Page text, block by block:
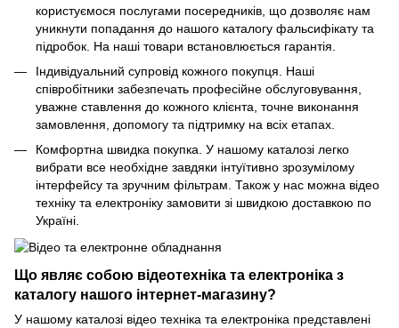
користуємося послугами посередників, що дозволяє нам
уникнути попадання до нашого каталогу фальсифікату та
підробок. На наші товари встановлюється гарантія.
Індивідуальний супровід кожного покупця. Наші
співробітники забезпечать професійне обслуговування,
уважне ставлення до кожного клієнта, точне виконання
замовлення, допомогу та підтримку на всіх етапах.
Комфортна швидка покупка. У нашому каталозі легко
вибрати все необхідне завдяки інтуїтивно зрозумілому
інтерфейсу та зручним фільтрам. Також у нас можна відео
техніку та електроніку замовити зі швидкою доставкою по
Україні.
Що являє собою відеотехніка та електроніка з
каталогу нашого інтернет-магазину?
У нашому каталозі відео техніка та електроніка представлені